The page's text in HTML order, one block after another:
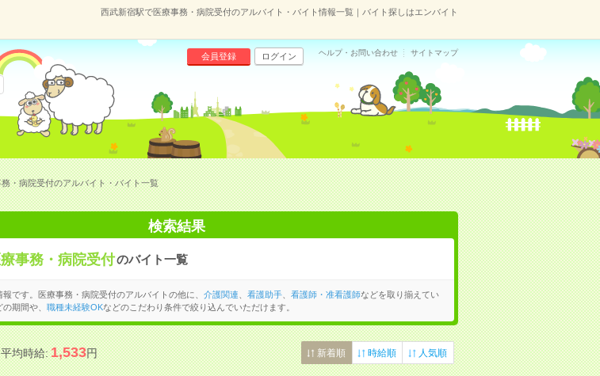
西武新宿駅で医療事務・病院受付のアルバイト・バイト情報一覧｜バイト探しはエンバイト
会員登録 ログイン ヘルプ・お問い合わせ サイトマップ
・病院受付のアルバイト・バイト一覧
検索結果
療事務・病院受付のバイト一覧
です。医療事務・病院受付のアルバイトの他に、 介護関連 看護助手、 看護師・准看護師などを取り揃えてい
期間や、 職種未経験OKなどのこだわり条件で絞り込んでいただけます。
平均時給:1,533円 新着順 時給順 人気順